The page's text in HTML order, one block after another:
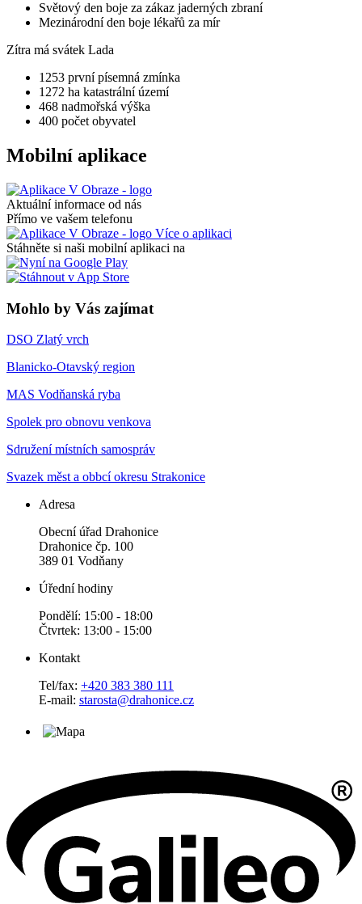
Světový den boje za zákaz jaderných zbraní
Mezinárodní den boje lékařů za mír
Zítra má svátek Lada
1253 první písemná zmínka
1272 ha katastrální území
468 nadmořská výška
400 počet obyvatel
Mobilní aplikace
Aktuální informace od nás
Přímo ve vašem telefonu
Více o aplikaci
Stáhněte si naši mobilní aplikaci na
Mohlo by Vás zajímat
DSO Zlatý vrch
Blanicko-Otavský region
MAS Vodňanská ryba
Spolek pro obnovu venkova
Sdružení místních samospráv
Svazek měst a obbcí okresu Strakonice
Adresa
Obecní úřad Drahonice
Drahonice čp. 100
389 01 Vodňany
Úřední hodiny
Pondělí: 15:00 - 18:00
Čtvrtek: 13:00 - 15:00
Kontakt
Tel/fax: +420 383 380 111
E-mail: starosta@drahonice.cz